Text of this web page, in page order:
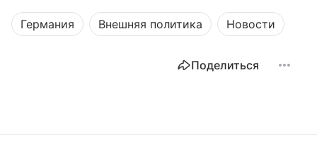
Германия Внешняя политика Новости
Поделиться